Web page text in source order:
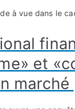
à vue dans le
et